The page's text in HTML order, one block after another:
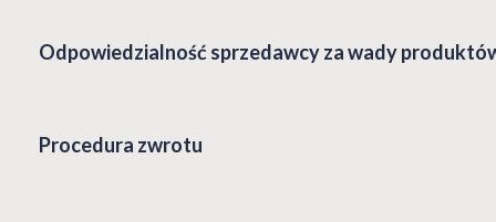
Odpowiedzialność sprzedawcy za wady
Procedura zwrotu